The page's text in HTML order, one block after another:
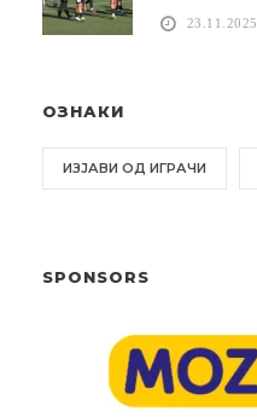
23.11.2025
ОЗНАКИ
ИЗЈАВИ ОД ИГРАЧИ
SPONSORS